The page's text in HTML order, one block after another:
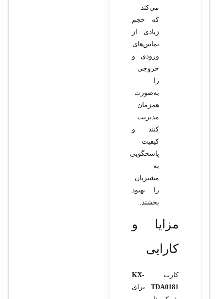
می‌کند
که حجم
زیادی از
تماس‌های
ورودی و
خروجی
را
به‌صورت
همزمان
مدیریت
کنند و
کیفیت
پاسخگویی
به
مشتریان
را بهبود
بخشند.
مزایا و
کارایی
کارت KX-
TDA0181برای